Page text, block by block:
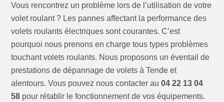
Vous rencontrez un problème lors de l’utilisation de votre
volet roulant ? Les pannes affectant la performance des
volets roulants électriques sont courantes. C’est
pourquoi nous prenons en charge tous types problèmes
touchant volets roulants. Nous proposons un éventail de
prestations de dépannage de volets à Tende et
alentours. Vous pouvez nous contacter au04 22 13 04
58 pour rétablir le fonctionnement de vos équipements.